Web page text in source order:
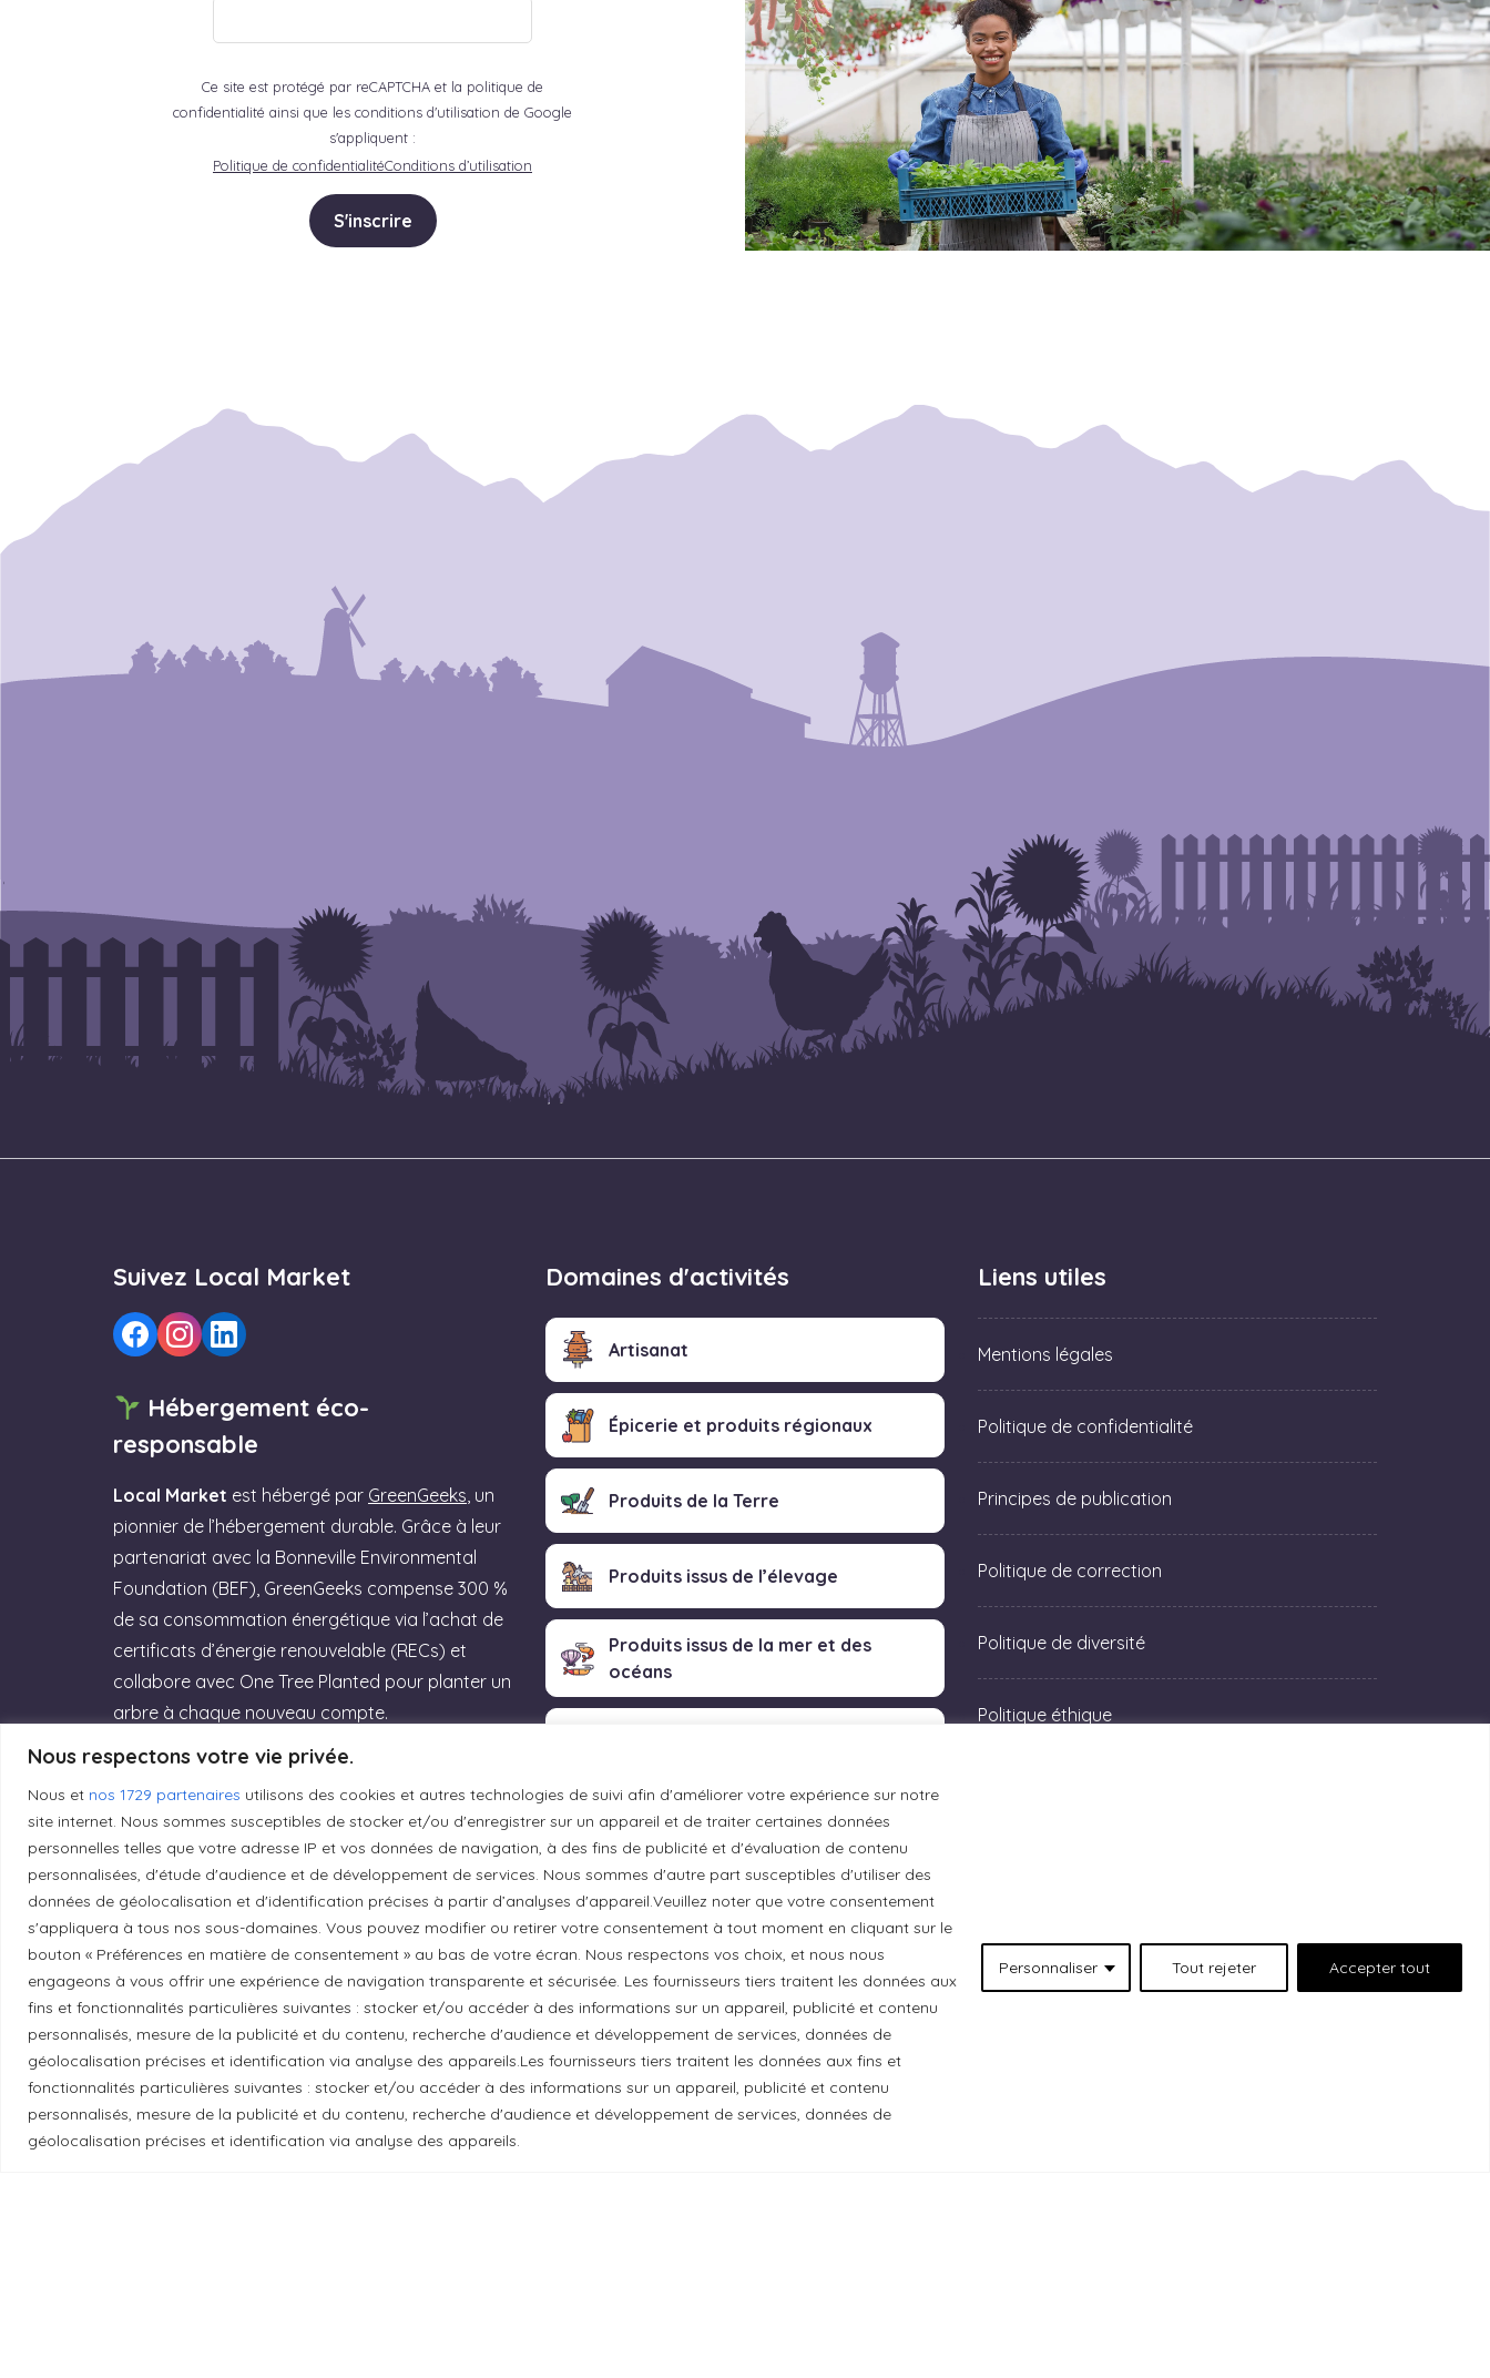
Nous respectons votre vie privée.
Nous et nos 1729 partenaires utilisons des cookies et autres technologies de suivi afin d'améliorer votre expérience sur notre
site internet. Nous sommes susceptibles de stocker et/ou d'enregistrer sur un appareil et de traiter certaines données
personnelles telles que votre adresse IP et vos données de navigation, à des fins de publicité et d'évaluation de contenu
personnalisées, d'étude d'audience et de développement de services. Nous sommes d'autre part susceptibles d'utiliser des
données de géolocalisation et d'identification précises à partir d’analyses d'appareil.Veuillez noter que votre consentement
s'appliquera à tous nos sous-domaines. Vous pouvez modifier ou retirer votre consentement à tout moment en cliquant sur le
bouton « Préférences en matière de consentement » au bas de votre écran. Nous respectons vos choix, et nous nous
engageons à vous offrir une expérience de navigation transparente et sécurisée. Les fournisseurs tiers traitent les données aux
fins et fonctionnalités particulières suivantes : stocker et/ou accéder à des informations sur un appareil, publicité et contenu
personnalisés, mesure de la publicité et du contenu, recherche d'audience et développement de services, données de
géolocalisation précises et identification via analyse des appareils.Les fournisseurs tiers traitent les données aux fins et
fonctionnalités particulières suivantes : stocker et/ou accéder à des informations sur un appareil, publicité et contenu
personnalisés, mesure de la publicité et du contenu, recherche d'audience et développement de services, données de
géolocalisation précises et identification via analyse des appareils.
Personnaliser Tout rejeter Accepter tout
Ce site est protégé par reCAPTCHA et la politique de
confidentialité ainsi que les conditions d'utilisation de Google
s'appliquent :
Politique de confidentialitéConditions d’utilisation
S'inscrire
Suivez Local Market
Hébergement éco-
responsable
Local Market est hébergé par GreenGeeks, un
pionnier de l’hébergement durable. Grâce à leur
partenariat avec la Bonneville Environmental
Foundation (BEF), GreenGeeks compense 300 %
de sa consommation énergétique via l’achat de
certificats d’énergie renouvelable (RECs) et
collabore avec One Tree Planted pour planter un
arbre à chaque nouveau compte.
Rejoignez GreenGeeks dès aujourd’hui et
offrez à votre site un hébergement labellisé «
Green Web Hosting » performant qui
respecte la planète ! (Lien affilié)
Essayez GreenGeeks
Domaines d'activités
Artisanat
Épicerie et produits régionaux
Produits de la Terre
Produits issus de l’élevage
Produits issus de la mer et des
océans
Liens utiles
Mentions légales
Politique de confidentialité
Principes de publication
Politique de correction
Politique de diversité
Politique éthique
Reconnaissance du territoire
Local Market, marque portée par la société Les Chats Gourmets Ltd. tient à souligner que ses installations, situées au 511 Lacolle Way (Ottawa-Orléans),
se trouvent sur le territoire traditionnel non cédé du peuple algonquin anichinabé. Nous reconnaissons et remercions les peuples autochtones qui sont les